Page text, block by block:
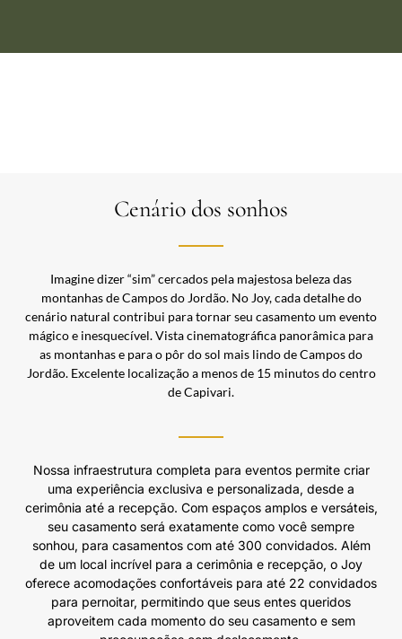
Cenário dos sonhos
Imagine dizer “sim” cercados pela majestosa beleza das
montanhas de Campos do Jordão. No Joy, cada detalhe do
cenário natural contribui para tornar seu casamento um evento
mágico e inesquecível.Vista cinematográfica panorâmica para
as montanhase para o pôr do sol mais lindo de Campos do
Jordão. Excelente localização a menos de 15 minutos do centro
de Capivari.
Nossa infraestrutura completa para eventos permite criar
uma experiência exclusiva e personalizada, desde a
cerimônia até a recepção. Com espaços amplos e versáteis,
seu casamento será exatamente como você sempre
sonhou, para casamentos com até 300 convidados. Além
de um local incrível para a cerimônia e recepção, o Joy
oferece acomodações confortáveis para até 22 convidados
para pernoitar, permitindo que seus entes queridos
aproveitem cada momento do seu casamento e sem